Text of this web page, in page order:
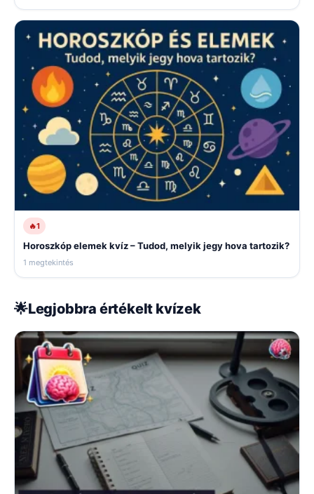
🔥1
Horoszkóp elemek kvíz – Tudod, melyik jegy hova tartozik?
1 megtekintés
🌟Legjobbra értékelt kvízek